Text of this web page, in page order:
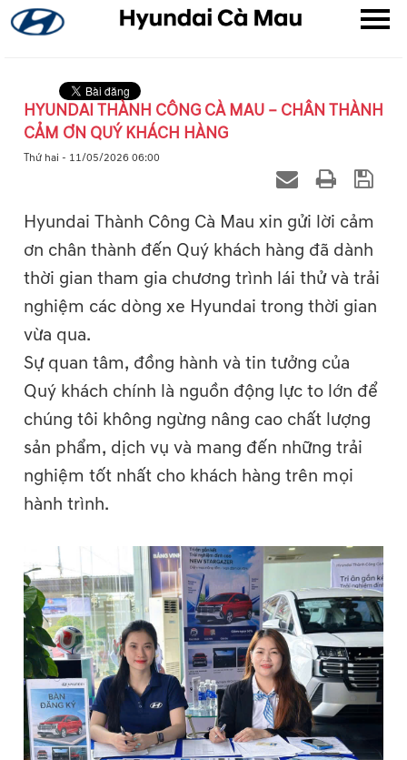
HYUNDAI THÀNH CÔNG CÀ MAU – CHÂN THÀNH
CẢM ƠN QUÝ KHÁCH HÀNG
Thứ hai - 11/05/2026 06:00
Hyundai Thành Công Cà Mau xin gửi lời cảm
ơn chân thành đến Quý khách hàng đã dành
thời gian tham gia chương trình lái thử và trải
nghiệm các dòng xe Hyundai trong thời gian
vừa qua.
Sự quan tâm, đồng hành và tin tưởng của
Quý khách chính là nguồn động lực to lớn để
chúng tôi không ngừng nâng cao chất lượng
sản phẩm, dịch vụ và mang đến những trải
nghiệm tốt nhất cho khách hàng trên mọi
hành trình.